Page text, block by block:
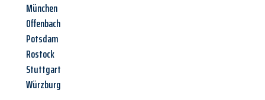
München
Offenbach
Potsdam
Rostock
Stuttgart
Würzburg